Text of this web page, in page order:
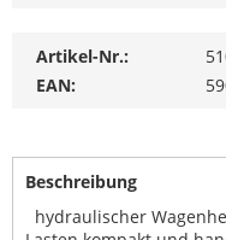
Artikel-Nr.:
EAN:
Beschreibung
hydraulischer